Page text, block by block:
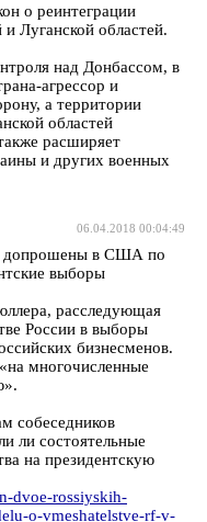
о реинтеграции
Луганской областей.
над Донбассом, в
агрессор и
а территории
областей
расширяет
и других военных
06.04.2018 00:04:49
допрошены в США по
выборы
расследующая
России в выборы
бизнесменов.
многочисленные
собеседников
ли состоятельные
на президентскую
dvoe-rossiyskih-
o-vmeshatelstve-rf-v-